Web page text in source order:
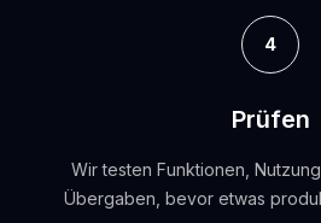
4
Prüfen
Wir testen Funktionen,
Übergaben, bevor etwas